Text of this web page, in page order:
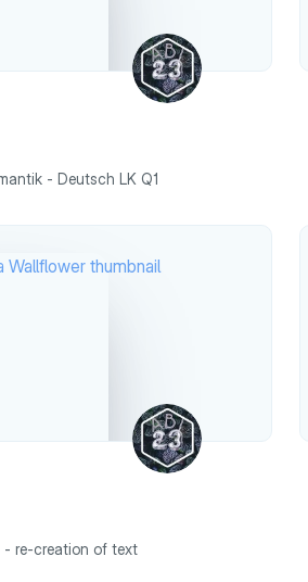
- Deutsch LK Q1
- re-creation of text